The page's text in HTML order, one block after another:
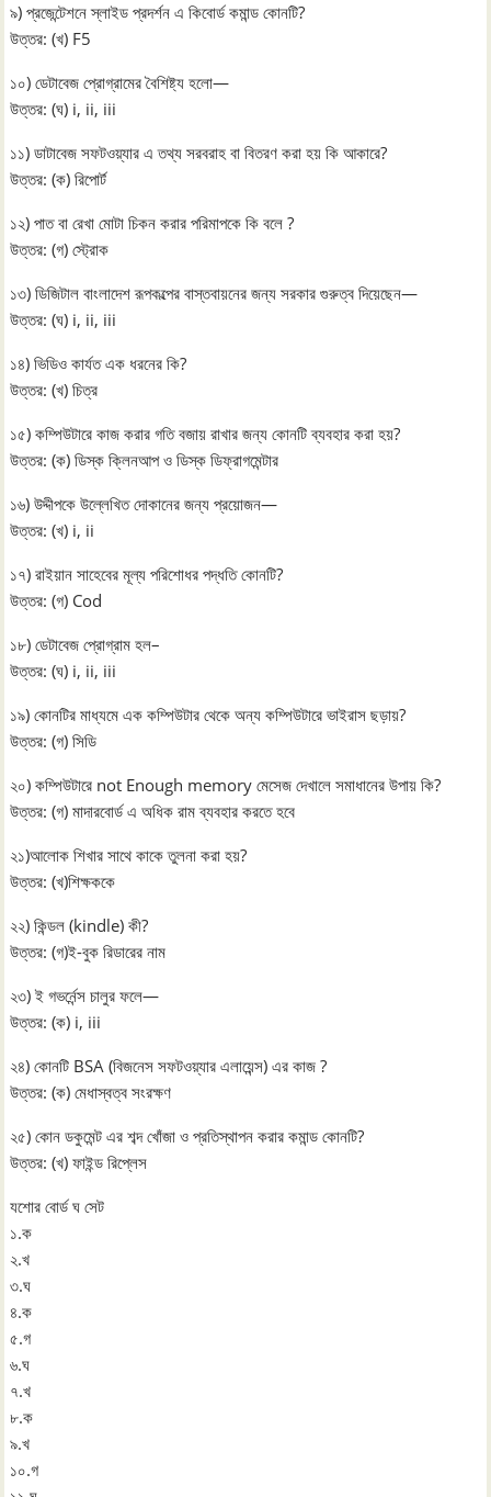
৯) প্রজেন্টেশনে স্লাইড প্রদর্শন এ কিবোর্ড কমান্ড কোনটি?
উত্তর: (খ) F5
১০) ডেটাবেজ প্রোগ্রামের বৈশিষ্ট্য হলো—
উত্তর: (ঘ) i, ii, iii
১১) ডাটাবেজ সফটওয়্যার এ তথ্য সরবরাহ বা বিতরণ করা হয় কি আকারে?
উত্তর: (ক) রিপোর্ট
১২) পাত বা রেখা মোটা চিকন করার পরিমাপকে কি বলে ?
উত্তর: (গ) স্ট্রোক
১৩) ডিজিটাল বাংলাদেশ রূপকল্পের বাস্তবায়নের জন্য সরকার গুরুত্ব দিয়েছেন—
উত্তর: (ঘ) i, ii, iii
১৪) ভিডিও কার্যত এক ধরনের কি?
উত্তর: (খ) চিত্র
১৫) কম্পিউটারে কাজ করার গতি বজায় রাখার জন্য কোনটি ব্যবহার করা হয়?
উত্তর: (ক) ডিস্ক ক্লিনআপ ও ডিস্ক ডিফ্রাগমেন্টার
১৬) উদ্দীপকে উল্লেখিত দোকানের জন্য প্রয়োজন—
উত্তর: (খ) i, ii
১৭) রাইয়ান সাহেবের মূল্য পরিশোধর পদ্ধতি কোনটি?
উত্তর: (গ) Cod
১৮) ডেটাবেজ প্রোগ্রাম হল–
উত্তর: (ঘ) i, ii, iii
১৯) কোনটির মাধ্যমে এক কম্পিউটার থেকে অন্য কম্পিউটারে ভাইরাস ছড়ায়?
উত্তর: (গ) সিডি
২০) কম্পিউটারে not Enough memory মেসেজ দেখালে সমাধানের উপায় কি?
উত্তর: (গ) মাদারবোর্ড এ অধিক রাম ব্যবহার করতে হবে
২১)আলোক শিখার সাথে কাকে তুলনা করা হয়?
উত্তর: (খ)শিক্ষককে
২২) কিন্ডল (kindle) কী?
উত্তর: (গ)ই-বুক রিডারের নাম
২৩) ই গভর্নেন্স চালুর ফলে—
উত্তর: (ক) i, iii
২৪) কোনটি BSA (বিজনেস সফটওয়্যার এলায়েন্স) এর কাজ ?
উত্তর: (ক) মেধাস্বত্ব সংরক্ষণ
২৫) কোন ডকুমেন্ট এর শব্দ খোঁজা ও প্রতিস্থাপন করার কমান্ড কোনটি?
উত্তর: (খ) ফাইন্ড রিপ্লেস
যশোর বোর্ড ঘ সেট
১.ক
২.খ
৩.ঘ
৪.ক
৫.গ
৬.ঘ
৭.খ
৮.ক
৯.খ
১০.গ